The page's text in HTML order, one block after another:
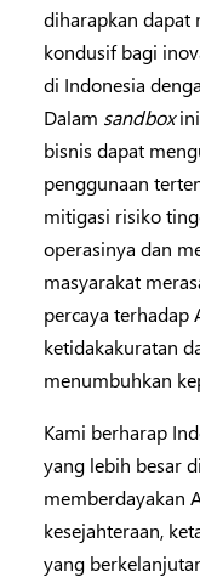
diharapkan dapat
kondusif bagi
di Indonesia
Dalam sandbox
bisnis dapat
penggunaan
mitigasi risiko
operasinya dan
masyarakat
percaya terhadap
ketidakakuratan
menumbuhkan
Kami berharap
yang lebih besar
memberdayakan
kesejahteraan,
yang